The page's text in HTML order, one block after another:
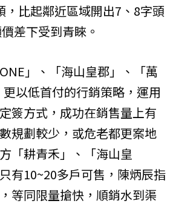
，比起鄰近區域開出7、8字頭
差下受到青睞。
」、「海山皇郡」、「萬
以低首付的行銷策略，運用
簽方式，成功在銷售量上有
規劃較少，或危老都更案地
「耕青禾」、「海山皇
有10~20多戶可售，陳炳辰指
等同限量搶快，順銷水到渠